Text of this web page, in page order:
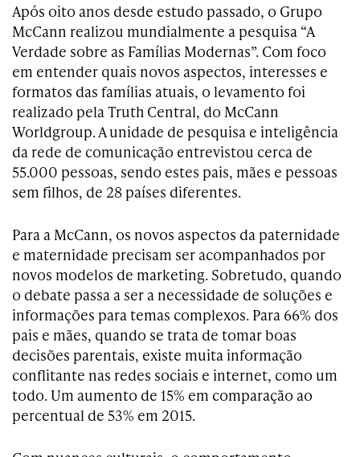
Após oito anos desde estudo passado, o Grupo
McCann realizou mundialmente a pesquisa “A
Verdade sobre as Famílias Modernas”. Com foco
em entender quais novos aspectos, interesses e
formatos das famílias atuais, o levamento foi
realizado pela Truth Central, do McCann
Worldgroup. A unidade de pesquisa e inteligência
da rede de comunicação entrevistou cerca de
55.000 pessoas, sendo estes pais, mães e pessoas
sem filhos, de 28 países diferentes.
Para a McCann, os novos aspectos da paternidade
e maternidade precisam ser acompanhados por
novos modelos de marketing. Sobretudo, quando
o debate passa a ser a necessidade de soluções e
informações para temas complexos. Para 66% dos
pais e mães, quando se trata de tomar boas
decisões parentais, existe muita informação
conflitante nas redes sociais e internet, como um
todo. Um aumento de 15% em comparação ao
percentual de 53% em 2015.